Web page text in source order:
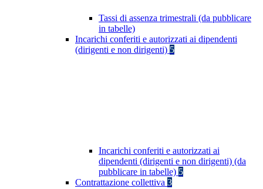
Tassi di assenza trimestrali (da pubblicare
in tabelle)
Incarichi conferiti e autorizzati ai dipendenti
(dirigenti e non dirigenti) 5
Incarichi conferiti e autorizzati ai
dipendenti (dirigenti e non dirigenti) (da
pubblicare in tabelle) 5
Contrattazione collettiva 3